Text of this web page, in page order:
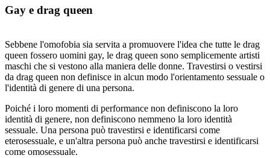
Gay e drag queen
Sebbene l'omofobia sia servita a promuovere l'idea che tutte le drag
queen fossero uomini gay, le drag queen sono semplicemente artisti
maschi che si vestono alla maniera delle donne. Travestirsi o vestirsi
da drag queen non definisce in alcun modo l'orientamento sessuale o
l'identità di genere di una persona.
Poiché i loro momenti di performance non definiscono la loro
identità di genere, non definiscono nemmeno la loro identità
sessuale. Una persona può travestirsi e identificarsi come
eterosessuale, e un'altra persona può anche travestirsi e identificarsi
come omosessuale.